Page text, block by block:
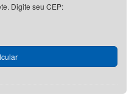
Digite seu CEP: